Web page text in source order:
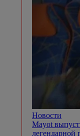
Новости
Mayot
легендарной